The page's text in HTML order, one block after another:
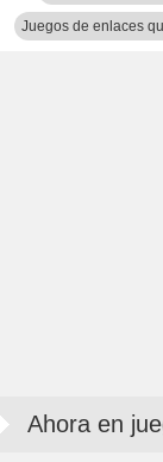
Juegos de enlaces
Ahora en